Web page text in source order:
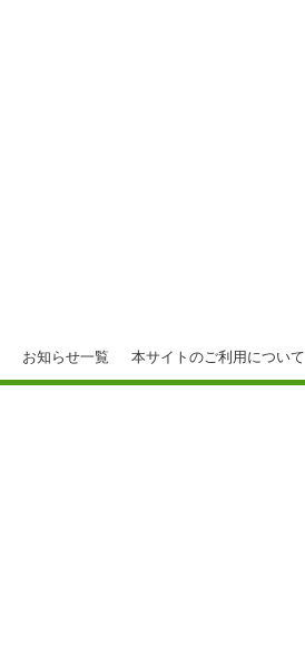
お知らせ一覧 本サイトのご利用について